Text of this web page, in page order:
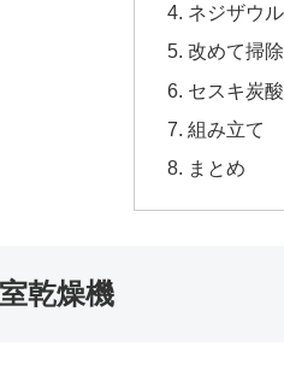
ネジザウル
改めて掃除
セスキ炭
組み立て
まとめ
乾燥機